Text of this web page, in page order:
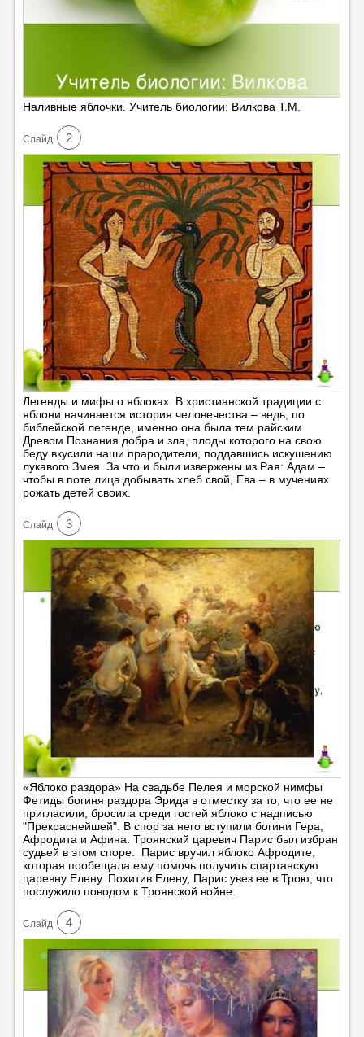
Наливные яблочки. Учитель биологии: Вилкова Т.М.
Cлайд 2
Легенды и мифы о яблоках. В христианской традиции с
яблони начинается история человечества – ведь, по
библейской легенде, именно она была тем райским
Древом Познания добра и зла, плоды которого на свою
беду вкусили наши прародители, поддавшись искушению
лукавого Змея. За что и были извержены из Рая: Адам –
чтобы в поте лица добывать хлеб свой, Ева – в мучениях
рожать детей своих.
Cлайд 3
«Яблоко раздора» На свадьбе Пелея и морской нимфы
Фетиды богиня раздора Эрида в отместку за то, что ее не
пригласили, бросила среди гостей яблоко с надписью
"Прекраснейшей". В спор за него вступили богини Гера,
Афродита и Афина. Троянский царевич Парис был избран
судьей в этом споре. Парис вручил яблоко Афродите,
которая пообещала ему помочь получить спартанскую
царевну Елену. Похитив Елену, Парис увез ее в Трою, что
послужило поводом к Троянской войне.
Cлайд 4